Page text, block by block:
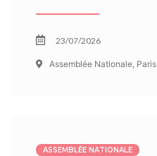
23/07/2026
Assemblée Nationale, Paris
ASSEMBLÉE NATIONALE